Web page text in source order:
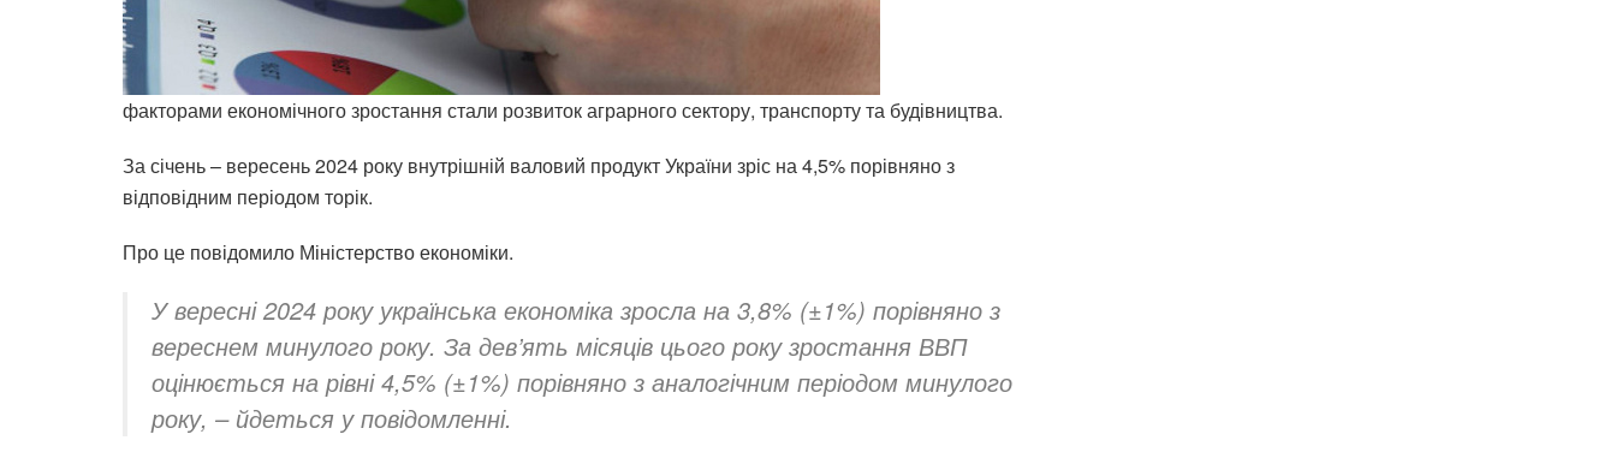
факторами економічного зростання стали розвиток аграрного сектору, транспорту та будівництва.
За січень – вересень 2024 року внутрішній валовий продукт України зріс на 4,5% порівняно з
відповідним періодом торік.
Про це повідомило Міністерство економіки.
У вересні 2024 року українська економіка зросла на 3,8% (±1%) порівняно з
вереснем минулого року. За дев’ять місяців цього року зростання ВВП
оцінюється на рівні 4,5% (±1%) порівняно з аналогічним періодом минулого
року, – йдеться у повідомленні.